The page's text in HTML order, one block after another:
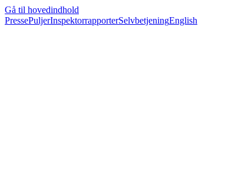
Gå til hovedindhold
PressePuljerInspektorrapporterSelvbetjeningEnglish